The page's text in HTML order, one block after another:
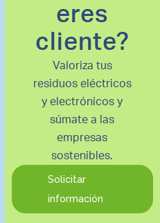
eres
cliente?
Valoriza tus
residuos eléctricos
y electrónicos y
súmate a las
empresas
sostenibles.
Solicitar
información